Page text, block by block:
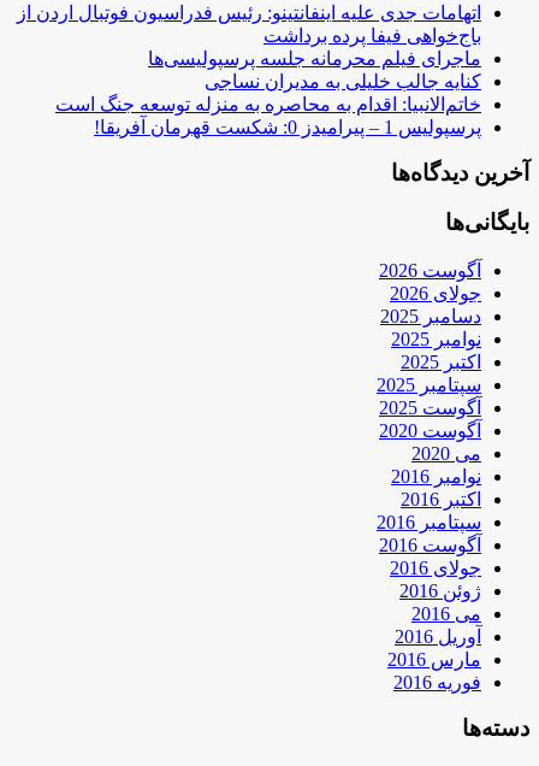
اتهامات جدی علیه اینفانتینو: رئیس فدراسیون فوتبال اردن از
باج‌خواهی فیفا پرده برداشت
ماجرای فیلم محرمانه جلسه پرسپولیسی‌ها
کنایه جالب خلیلی به مدیران نساجی
خاتم‌الانبیا: اقدام به محاصره به منزله توسعه جنگ است
پرسپولیس 1 – پیرامیدز 0: شکست قهرمان آفریقا!
آخرین دیدگاه‌ها
بایگانی‌ها
آگوست 2026
جولای 2026
دسامبر 2025
نوامبر 2025
اکتبر 2025
سپتامبر 2025
آگوست 2025
آگوست 2020
می 2020
نوامبر 2016
اکتبر 2016
سپتامبر 2016
آگوست 2016
جولای 2016
ژوئن 2016
می 2016
آوریل 2016
مارس 2016
فوریه 2016
دسته‌ها